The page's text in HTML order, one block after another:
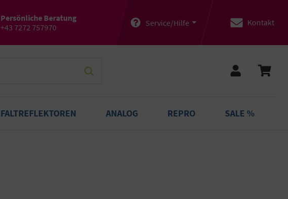
Persönliche Beratung
+43 7272 757970
Service/Hilfe Kontakt
FALTREFLEKTOREN ANALOG REPRO SALE %